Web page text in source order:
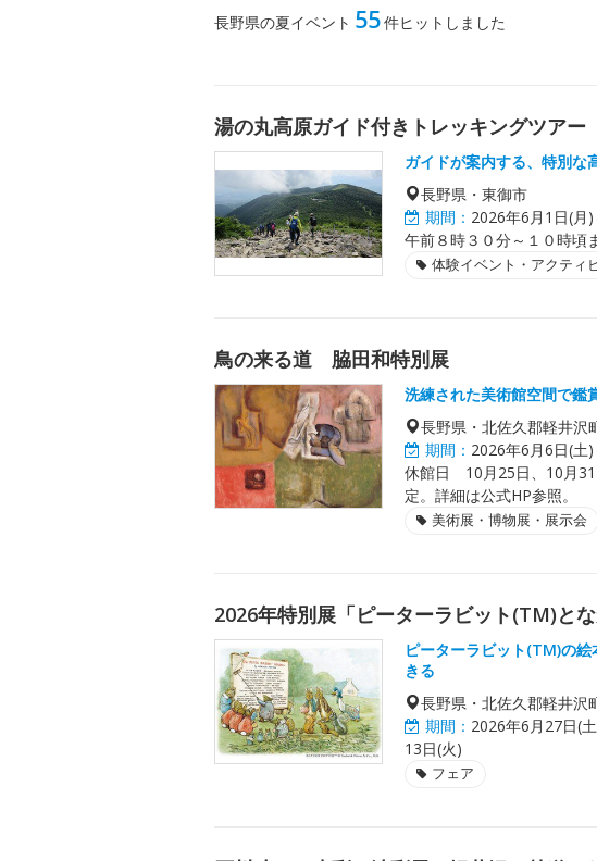
長野県の夏イベント 55件ヒットしました
湯の丸高原ガイド付きトレッキングツアー
ガイドが案内する、特別な
長野県・東御市
期間： 2026年6月1日(月
午前８時３０分～１０時頃
体験イベント・アクティ
鳥の来る道 脇田和特別展
洗練された美術館空間で鑑
長野県・北佐久郡軽井沢
期間： 2026年6月6日(土
休館日 10月25日、10月
定。詳細は公式HP参照。
美術展・博物展・展示会
2026年特別展「ピーターラビット(TM)と
ピーターラビット(TM)の
きる
長野県・北佐久郡軽井沢
期間： 2026年6月27日(
13日(火)
フェア